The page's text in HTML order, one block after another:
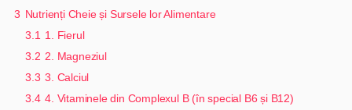
3 Nutrienți Cheie și Sursele lor Alimentare
3.1 1. Fierul
3.2 2. Magneziul
3.3 3. Calciul
3.4 4. Vitaminele din Complexul B (în special B6 și B12)